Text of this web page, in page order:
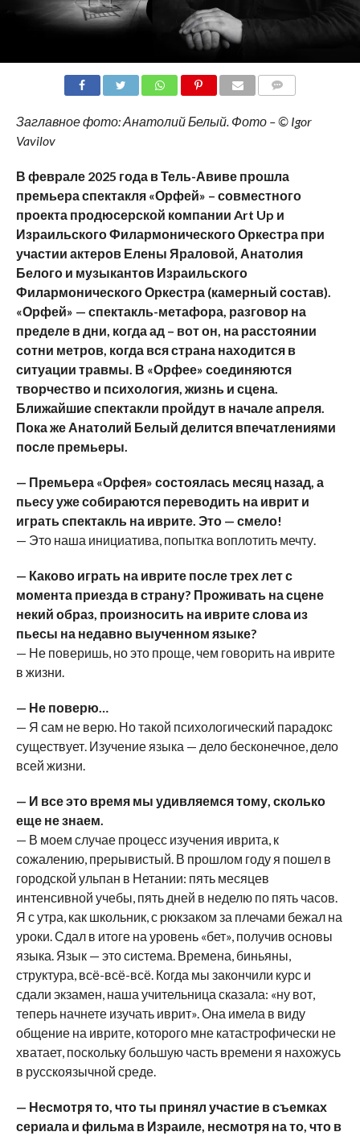
Заглавное фото: Анатолий Белый. Фото – © Igor
Vavilov
В феврале 2025 года в Тель-Авиве прошла
премьера спектакля «Орфей» – совместного
проекта продюсерской компании Art Up и
Израильского Филармонического Оркестра при
участии актеров Елены Яраловой, Анатолия
Белого и музыкантов Израильского
Филармонического Оркестра (камерный состав).
«Орфей» — спектакль-метафора, разговор на
пределе в дни, когда ад – вот он, на расстоянии
сотни метров, когда вся страна находится в
ситуации травмы. В «Орфее» соединяются
творчество и психология, жизнь и сцена.
Ближайшие спектакли пройдут в начале апреля.
Пока же Анатолий Белый делится впечатлениями
после премьеры.
— Премьера «Орфея» состоялась месяц назад, а
пьесу уже собираются переводить на иврит и
играть спектакль на иврите. Это — смело!
— Это наша инициатива, попытка воплотить мечту.
— Каково играть на иврите после трех лет с
момента приезда в страну? Проживать на сцене
некий образ, произносить на иврите слова из
пьесы на недавно выученном языке?
— Не поверишь, но это проще, чем говорить на иврите
в жизни.
— Не поверю…
— Я сам не верю. Но такой психологический парадокс
существует. Изучение языка — дело бесконечное, дело
всей жизни.
— И все это время мы удивляемся тому, сколько
еще не знаем.
— В моем случае процесс изучения иврита, к
сожалению, прерывистый. В прошлом году я пошел в
городской ульпан в Нетании: пять месяцев
интенсивной учебы, пять дней в неделю по пять часов.
Я с утра, как школьник, с рюкзаком за плечами бежал на
уроки. Сдал в итоге на уровень «бет», получив основы
языка. Язык — это система. Времена, биньяны,
структура, всё-всё-всё. Когда мы закончили курс и
сдали экзамен, наша учительница сказала: «ну вот,
теперь начнете изучать иврит». Она имела в виду
общение на иврите, которого мне катастрофически не
хватает, поскольку большую часть времени я нахожусь
в русскоязычной среде.
— Несмотря то, что ты принял участие в съемках
сериала и фильма в Израиле, несмотря на то, что в